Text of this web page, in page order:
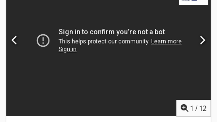
1 / 12